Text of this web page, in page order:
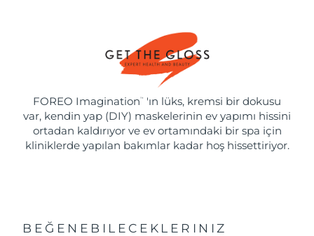
FOREO Imagination ™
'ın lüks, kremsi bir dokusu
var, kendin yap (DIY) maskelerinin ev yapımı hissini
ortadan kaldırıyor ve ev ortamındaki bir spa için
kliniklerde yapılan bakımlar kadar hoş hissettiriyor.
BEĞENEBILECEKLERINIZ